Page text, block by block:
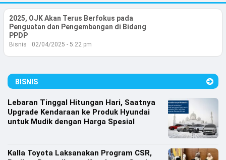
Ekonomi
Bisnis
Lifestyle
Olahraga
Opini
2025, OJK Akan Terus Berfokus pada
Penguatan dan Pengembangan di Bidang
PPDP
Bisnis 02/04/2025 - 5:22 pm
BISNIS
Lebaran Tinggal Hitungan Hari, Saatnya
Upgrade Kendaraan ke Produk Hyundai
untuk Mudik dengan Harga Spesial
Kalla Toyota Laksanakan Program CSR,